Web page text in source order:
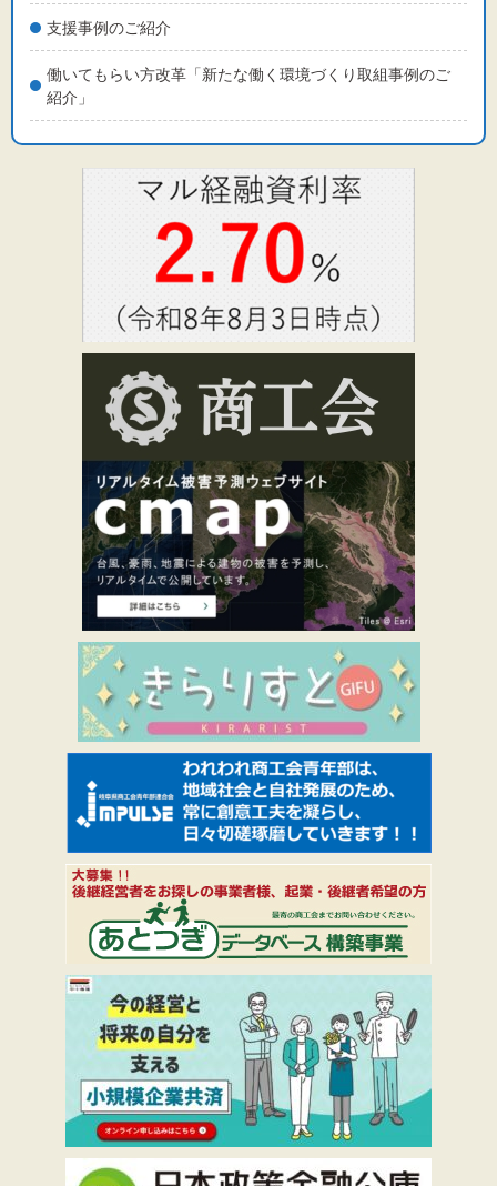
支援事例のご紹介
働いてもらい方改革「新たな働く環境づくり取組事例のご
紹介」